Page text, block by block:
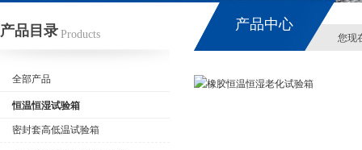
产品目录 Products
全部产品
恒温恒湿试验箱
密封套高低温试验箱
产品中心
您现